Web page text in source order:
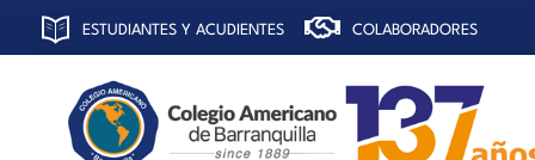
ESTUDIANTES Y ACUDIENTES COLABORADORES